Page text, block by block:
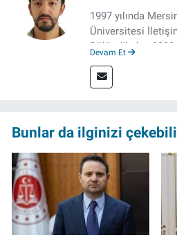
1997 yılında
Üniversitesi
Bölümü’nden
editörü, muhabir,
Meslek hayatına
Devam Et
Bunlar da ilginizi